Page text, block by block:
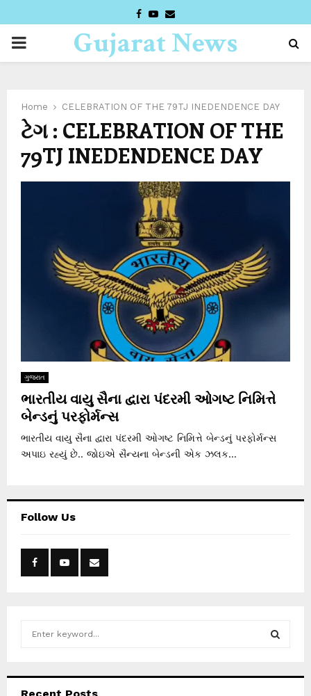
FACEBOOK
YOUTUBE
EMAIL
PRIMARYGujarat News
Home CELEBRATION OF THE 79TJ INEDENDENCE DAY
ટેગ : CELEBRATION OF THE
79TJ INEDENDENCE DAY
ગુજરાત
ભારતીય વાયુ સૈના દ્વારા પંદરમી ઓગષ્ટ નિમિત્તે
બેન્ડનું પરફોર્મન્સ
ભારતીય વાયુ સૈના દ્વારા પંદરમી ઓગષ્ટ નિમિત્તે બેન્ડનું પરફોર્મન્સ
અપાઇ રહ્યું છે.. જોઇએ સૈન્યના બેન્ડની એક ઝલક...
Follow Us
Recent Posts